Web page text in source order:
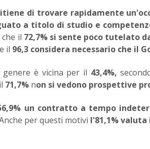
di trovare rapidamente
a titolo di studio e
il 72,7% si sente poco tutelato
e il 96,3 considera necessario che il
è vicina per il 43,4%,
71,7% non si vedono prospettive
un contratto a tempo
per questi motivi l'81,1%valuta